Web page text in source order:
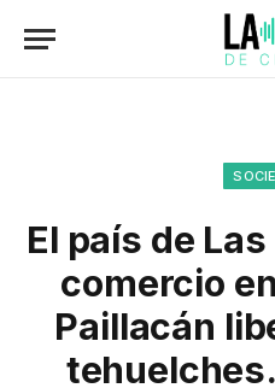
El país de
comercio
Paillacán